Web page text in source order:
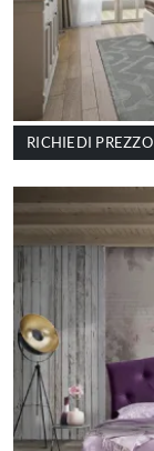
RICHIEDI PREZZO